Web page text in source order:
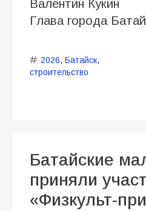
Валентин Кукин
Глава города
2026, Батайск,
строительство
Батайские
приняли
«Физкульт-